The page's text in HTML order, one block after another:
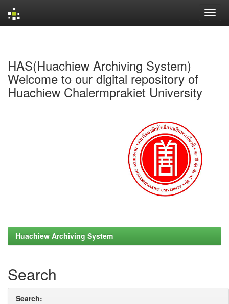
HAS(Huachiew Archiving System)
Welcome to our digital repository of
Huachiew Chalermprakiet University
Huachiew Archiving System
Search
Search: